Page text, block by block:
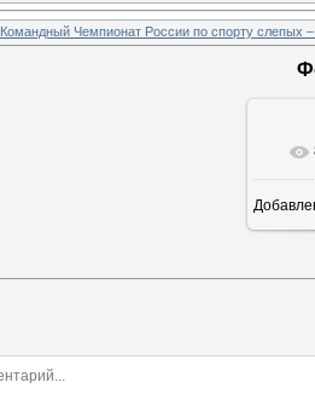
Командный Чемпионат России по спорту слепых